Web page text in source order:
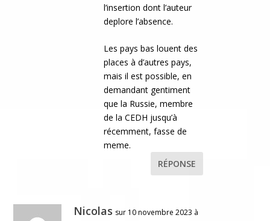
l’insertion dont l’auteur
deplore l’absence.
Les pays bas louent des
places à d’autres pays,
mais il est possible, en
demandant gentiment
que la Russie, membre
de la CEDH jusqu’à
récemment, fasse de
meme.
RÉPONSE
Nicolas sur 10 novembre 2023 à